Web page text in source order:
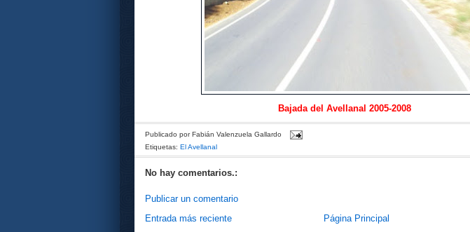
Bajada del Avellanal 2005-2008
Publicado por Fabián Valenzuela Gallardo
Etiquetas: El Avellanal
No hay comentarios.:
Publicar un comentario
Entrada más reciente
Página Principal